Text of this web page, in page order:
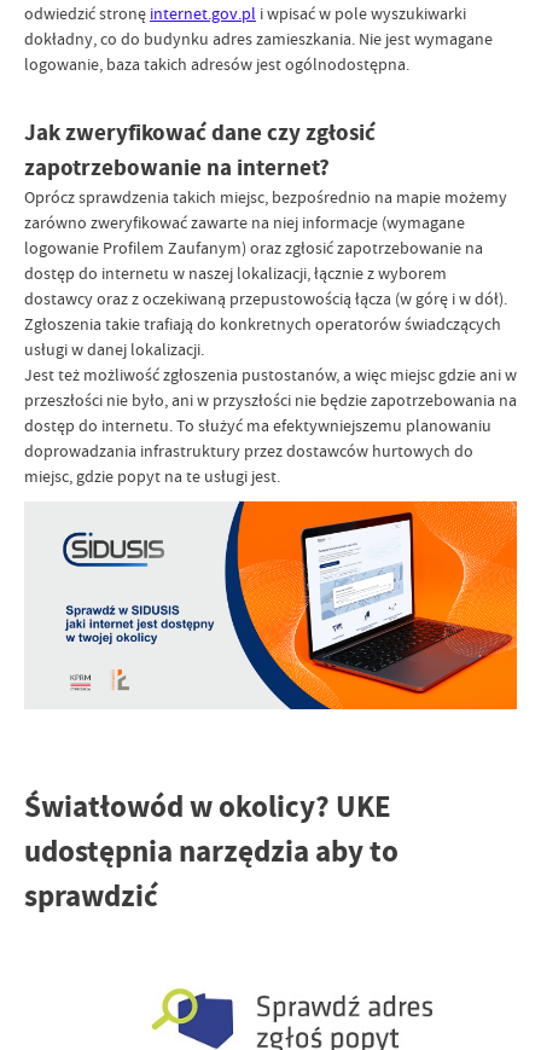
odwiedzić stronę internet.gov.pl i wpisać w pole wyszukiwarki
dokładny, co do budynku adres zamieszkania. Nie jest wymagane
logowanie, baza takich adresów jest ogólnodostępna.
Jak zweryfikować dane czy zgłosić
zapotrzebowanie na internet?
Oprócz sprawdzenia takich miejsc, bezpośrednio na mapie możemy
zarówno zweryfikować zawarte na niej informacje (wymagane
logowanie Profilem Zaufanym) oraz zgłosić zapotrzebowanie na
dostęp do internetu w naszej lokalizacji, łącznie z wyborem
dostawcy oraz z oczekiwaną przepustowością łącza (w górę i w dół).
Zgłoszenia takie trafiają do konkretnych operatorów świadczących
usługi w danej lokalizacji.
Jest też możliwość zgłoszenia pustostanów, a więc miejsc gdzie ani w
przeszłości nie było, ani w przyszłości nie będzie zapotrzebowania na
dostęp do internetu. To służyć ma efektywniejszemu planowaniu
doprowadzania infrastruktury przez dostawców hurtowych do
miejsc, gdzie popyt na te usługi jest.
Światłowód w okolicy? UKE
udostępnia narzędzia aby to
sprawdzić